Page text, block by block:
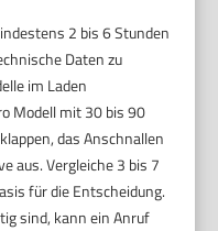
2 bis 6 Stunden
Daten zu
im Laden
Modell mit 30 bis 90
das Anschnallen
aus. Vergleiche 3 bis 7
für die Entscheidung.
sind, kann ein Anruf